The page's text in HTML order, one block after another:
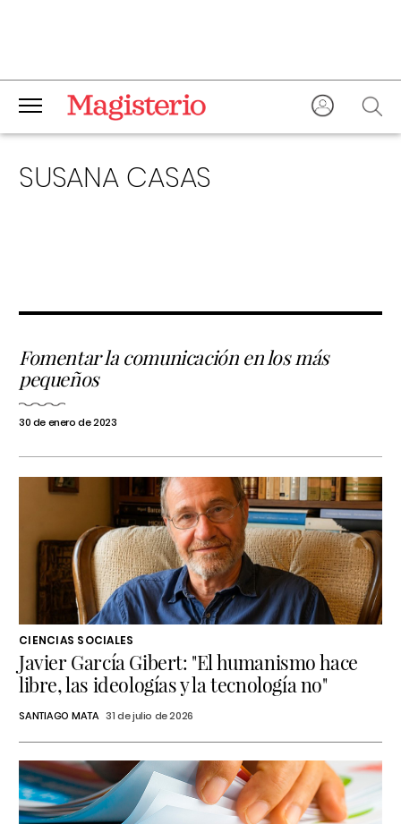
SUSANA CASAS
Fomentar la comunicación en los más
pequeños
30 de enero de 2023
CIENCIAS SOCIALES
Javier García Gibert: "El humanismo hace
libre, las ideologías y la tecnología no"
SANTIAGO MATA 31 de julio de 2026